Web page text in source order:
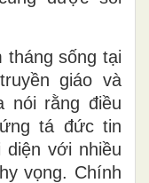
tháng sống tại
giáo và
nói rằng điều
tá đức tin
với nhiều
vọng. Chính